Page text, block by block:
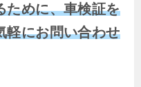
ために、車検証を
軽にお問い合わせ